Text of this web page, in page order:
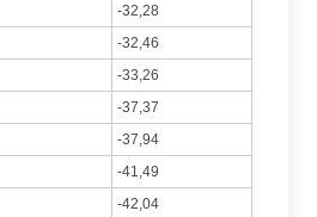
-32,28
-32,46
-33,26
-37,37
-37,94
-41,49
-42,04